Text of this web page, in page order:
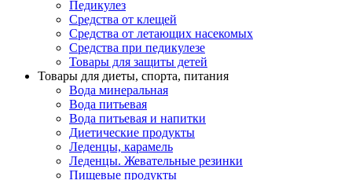
Педикулез
Средства от клещей
Средства от летающих насекомых
Средства при педикулезе
Товары для защиты детей
Товары для диеты, спорта, питания
Вода минеральная
Вода питьевая
Вода питьевая и напитки
Диетические продукты
Леденцы, карамель
Леденцы. Жевательные резинки
Пищевые продукты